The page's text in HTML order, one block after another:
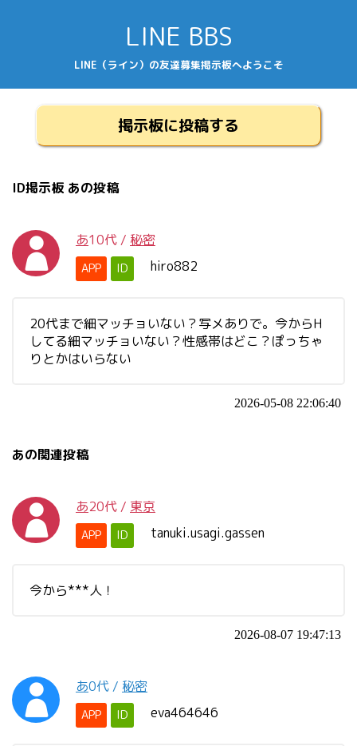
LINE BBS
LINE（ライン）の友達募集掲示板へようこそ
掲示板に投稿する
ID掲示板 あの投稿
あ10代 / 秘密
APP ID hiro882
20代まで細マッチョいない？写メありで。今からH
してる細マッチョいない？性感帯はどこ？ぽっちゃ
りとかはいらない
2026-05-08 22:06:40
あの関連投稿
あ20代 / 東京
APP ID tanuki.usagi.gassen
今から***人！
2026-08-07 19:47:13
あ0代 / 秘密
APP ID eva464646